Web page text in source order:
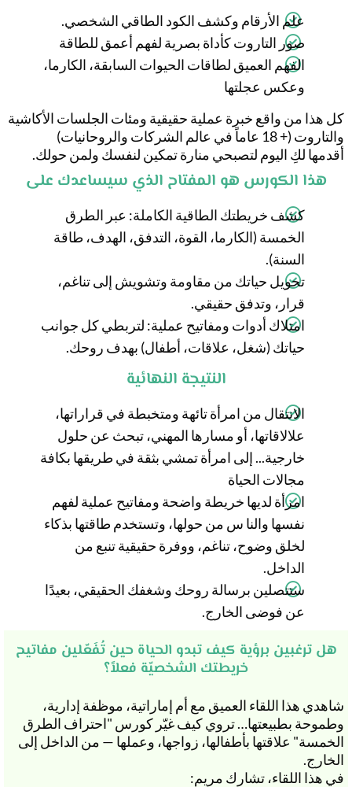
علم الأرقام وكشف الكود الطاقي الشخصي.
صور التاروت كأداة بصرية لفهم أعمق للطاقة
الفهم العميق لطاقات الحيوات السابقة، الكارما،
وعكس عجلتها
كل هذا من واقع خبرة عملية حقيقية ومئات الجلسات الأكاشية
والتاروت (+ 18 عاماً في عالم الشركات والروحانيات)
أقدمها لكِ اليوم لتصبحي منارة تمكين لنفسك ولمن حولك.
هذا الكورس هو المفتاح الذي سيساعدك على
كشف خريطتك الطاقية الكاملة: عبر الطرق
الخمسة (الكارما، القوة، التدفق، الهدف، طاقة
السنة).
تحويل حياتك من مقاومة وتشويش إلى تناغم،
قرار، وتدفق حقيقي.
امتلاك أدوات ومفاتيح عملية: لتربطي كل جوانب
حياتك (شغل، علاقات، أطفال) بهدف روحك.
النتيجة النهائية
الانتقال من امرأة تائهة ومتخبطة في قراراتها،
علالاقاتها، أو مسارها المهني، تبحث عن حلول
خارجية... إلى امرأة تمشي بثقة في طريقها بكافة
مجالات الحياة
امرأة لديها خريطة واضحة ومفاتيح عملية لفهم
نفسها والنا س من حولها، وتستخدم طاقتها بذكاء
لخلق وضوح، تناغم، ووفرة حقيقية تنبع من
الداخل.
ستتصلين برسالة روحك وشغفك الحقيقي، بعيدًا
عن فوضى الخارج.
هل ترغبين برؤية كيف تبدو الحياة حين تُفَعّلين مفاتيح
خريطتك الشخصيّة فعلاً؟
شاهدي هذا اللقاء العميق مع أم إماراتية، موظفة إدارية،
وطموحة بطبيعتها… تروي كيف غيّر كورس "احتراف الطرق
الخمسة" علاقتها بأطفالها، زواجها، وعملها — من الداخل إلى
الخارج.
في هذا اللقاء، تشارك مريم: